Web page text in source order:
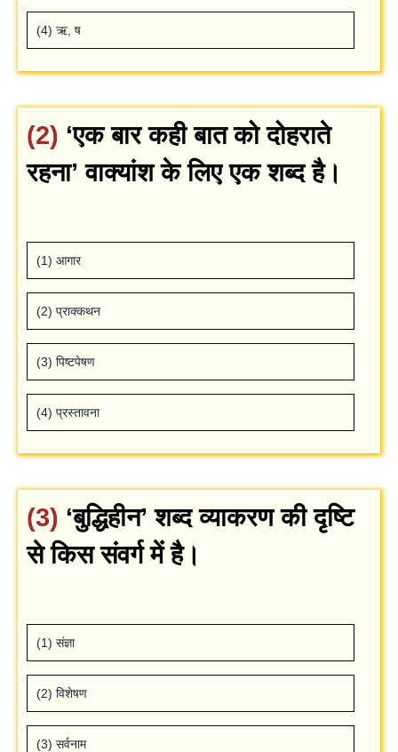
(4) ऋ, ष
(2) ‘एक बार कही बात को दोहराते
रहना’ वाक्‍यांश के लिए एक शब्‍द है।
(1) आगार
(2) प्राक्‍कथन
(3) पिष्‍टपेषण
(4) प्रस्‍तावना
(3) ‘बुद्धिहीन’ शब्‍द व्‍याकरण की दृष्टि
से किस संवर्ग में है।
(1) संज्ञा
(2) विशेषण
(3) सर्वनाम